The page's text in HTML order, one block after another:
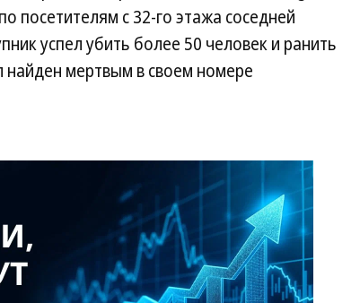
посетителям с 32-го этажа соседней
успел убить более 50 человек и ранить
мертвым в своем номере